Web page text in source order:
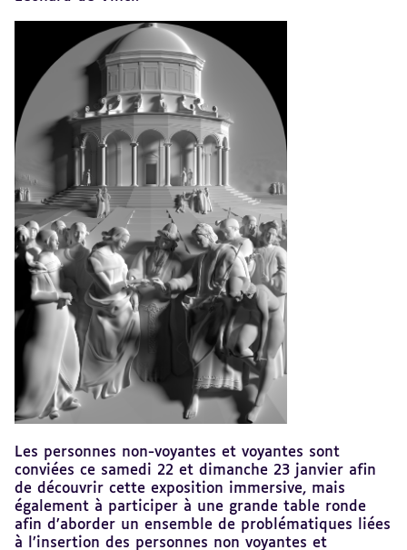
Les personnes non-voyantes et voyantes sont
conviées ce samedi 22 et dimanche 23 janvier afin
de découvrir cette exposition immersive, mais
également à participer à une grande table ronde
afin d’aborder un ensemble de problématiques liées
à l’insertion des personnes non voyantes et